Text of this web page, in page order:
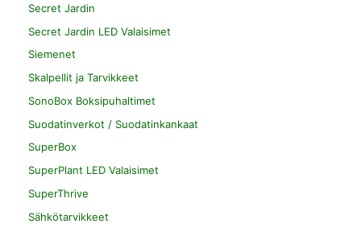
Secret Jardin
Secret Jardin LED Valaisimet
Siemenet
Skalpellit ja Tarvikkeet
SonoBox Boksipuhaltimet
Suodatinverkot / Suodatinkankaat
SuperBox
SuperPlant LED Valaisimet
SuperThrive
Sähkötarvikkeet